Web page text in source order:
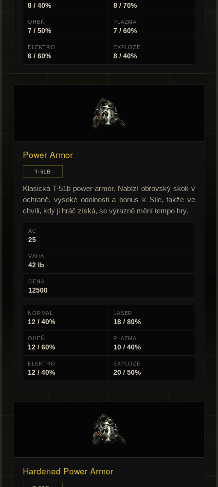
8 / 40% 8 / 70%
OHEŇ
7 / 50%
PLAZMA
7 / 60%
ELEKTRO
6 / 60%
EXPLOZE
8 / 40%
Power Armor
T-51B
Klasická T-51b power armor. Nabízí obrovský skok v
ochraně, vysoké odolnosti a bonus k Síle, takže ve
chvíli, kdy ji hráč získá, se výrazně mění tempo hry.
AC
25
VÁHA
42 lb
CENA
12500
NORMAL
12 / 40%
LASER
18 / 80%
OHEŇ
12 / 60%
PLAZMA
10 / 40%
ELEKTRO
12 / 40%
EXPLOZE
20 / 50%
Hardened Power Armor